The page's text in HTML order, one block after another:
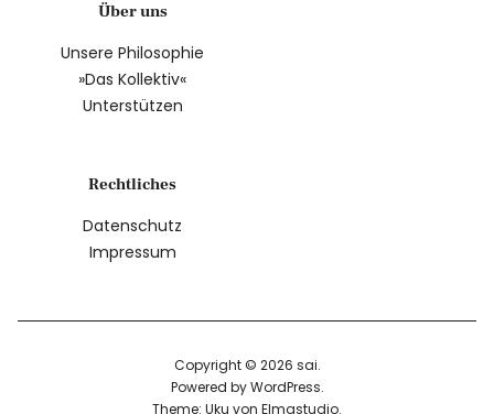
Über uns
Unsere Philosophie
»Das Kollektiv«
Unterstützen
Rechtliches
Datenschutz
Impressum
Copyright © 2026 sai
Powered byWordPress
Theme: Uku von Elmastudio